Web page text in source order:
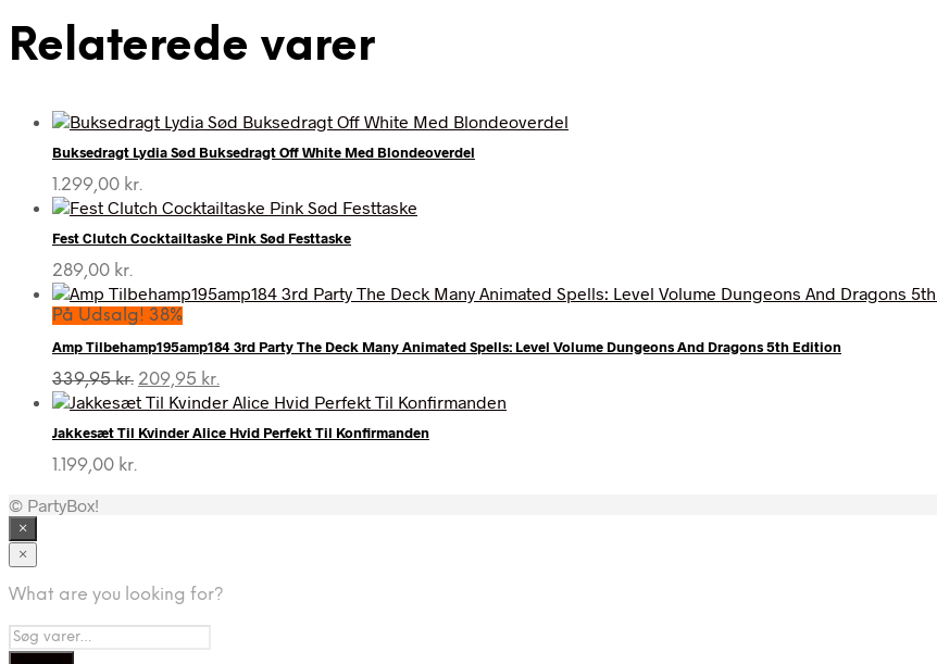
Relaterede varer
Buksedragt Lydia Sød Buksedragt Off White Med Blondeoverdel
1.299,00 kr.
Fest Clutch Cocktailtaske Pink Sød Festtaske
289,00 kr.
På Udsalg! 38%
Amp Tilbehamp195amp184 3rd Party The Deck Many Animated Spells: Level Volume Dungeons And Dragons 5th Edition
339,95kr. Den
oprindelige
var:
209,95 kr.
aktuelle
er:
Jakkesæt Til Kvinder Alice Hvid Perfekt Til Konfirmanden
1.199,00 kr.
© PartyBox!
×
×
What are you looking for?